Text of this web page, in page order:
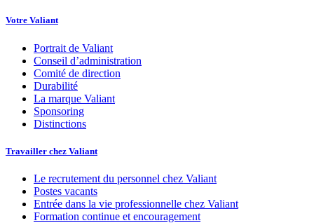
Votre Valiant
Portrait de Valiant
Conseil d’administration
Comité de direction
Durabilité
La marque Valiant
Sponsoring
Distinctions
Travailler chez Valiant
Le recrutement du personnel chez Valiant
Postes vacants
Entrée dans la vie professionnelle chez Valiant
Formation continue et encouragement